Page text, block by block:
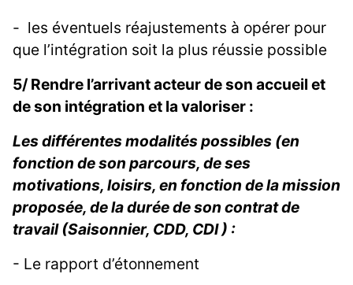
- les éventuels réajustements à opérer pour
que l’intégration soit la plus réussie possible
5/ Rendre l’arrivant acteur de son accueil et
de son intégration et la valoriser :
Les différentes modalités possibles (en
fonction de son parcours, de ses
motivations, loisirs, en fonction de la mission
proposée, de la durée de son contrat de
travail (Saisonnier, CDD, CDI ) :
- Le rapport d’étonnement